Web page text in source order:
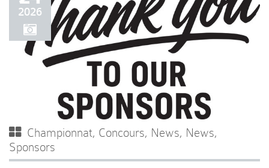
2026
Championnat, Concours, News, News,
Sponsors